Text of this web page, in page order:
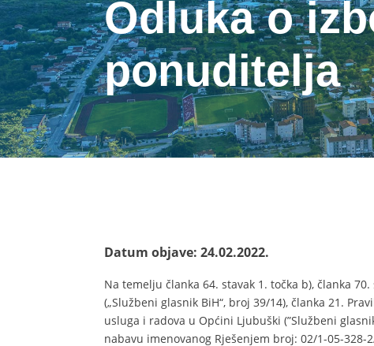
Odluka o
ponuditelja
Datum objave: 24.02.2022.
Na temelju članka 64. stavak 1. točka b), članka
(„Službeni glasnik BiH“, broj 39/14), članka 21.
usluga i radova u Općini Ljubuški (”Službeni
nabavu imenovanog Rješenjem broj: 02/1-05-328-